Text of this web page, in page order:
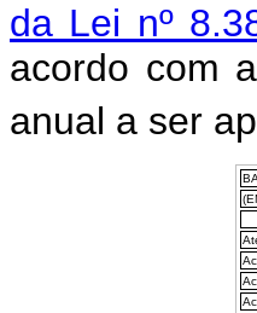
da Lei nº
acordo com
anual a ser